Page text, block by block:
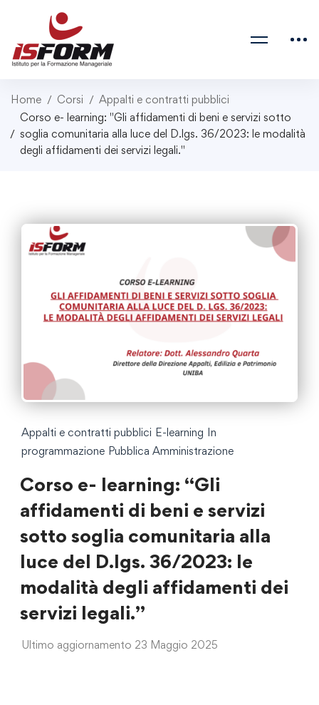
Home Corsi
Appalti e contratti pubblici
Corso e- learning: "Gli affidamenti di beni e servizi sotto
soglia comunitaria alla luce del D.lgs. 36/2023: le modalità
degli affidamenti dei servizi legali."
Appalti e contratti pubblici E-learning In
programmazione Pubblica Amministrazione
Corso e- learning: “Gli
affidamenti di beni e servizi
sotto soglia comunitaria alla
luce del D.lgs. 36/2023: le
modalità degli affidamenti dei
servizi legali.”
Ultimo aggiornamento 23 Maggio 2025